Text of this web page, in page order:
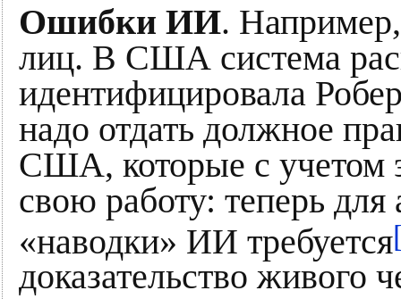
Ошибки ИИ.
лиц. В США система
идентифицировала
надо отдать должное
США, которые с учетом
свою работу: теперь для
«наводки» ИИ требуется
доказательство живого